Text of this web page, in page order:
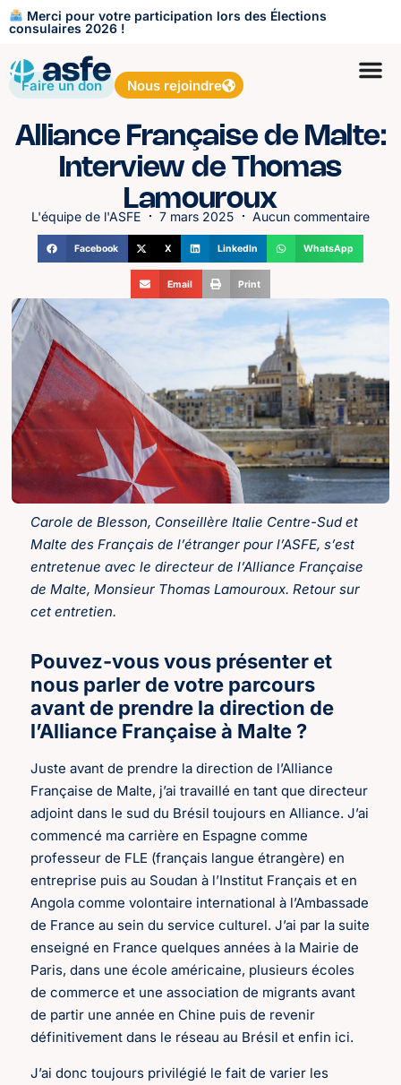
Merci pour votre participation lors des Élections
consulaires 2026 !
Faire un don Nous rejoindre
Alliance Française de Malte:
Interview de Thomas
Lamouroux
L'équipe de l'ASFE 7 mars 2025 Aucun commentaire
Facebook X LinkedIn WhatsApp
Email Print
Carole de Blesson, Conseillère Italie Centre-Sud et
Malte des Français de l’étranger pour l’ASFE, s’est
entretenue avec le directeur de l’Alliance Française
de Malte, Monsieur Thomas Lamouroux. Retour sur
cet entretien.
Pouvez-vous vous présenter et
nous parler de votre parcours
avant de prendre la direction de
l’Alliance Française à Malte ?
Juste avant de prendre la direction de l’Alliance
Française de Malte, j’ai travaillé en tant que directeur
adjoint dans le sud du Brésil toujours en Alliance. J’ai
commencé ma carrière en Espagne comme
professeur de FLE (français langue étrangère) en
entreprise puis au Soudan à l’Institut Français et en
Angola comme volontaire international à l’Ambassade
de France au sein du service culturel. J’ai par la suite
enseigné en France quelques années à la Mairie de
Paris, dans une école américaine, plusieurs écoles
de commerce et une association de migrants avant
de partir une année en Chine puis de revenir
définitivement dans le réseau au Brésil et enfin ici.
J’ai donc toujours privilégié le fait de varier les